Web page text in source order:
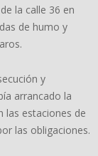
la calle 36 en
de humo y
y
arrancado la
las estaciones de
las obligaciones.